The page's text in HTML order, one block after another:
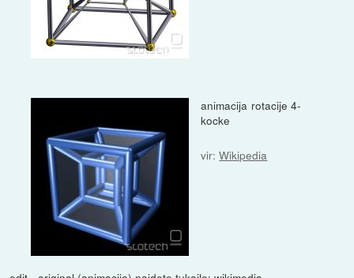
animacija rotacije 4-
kocke
vir:Wikipedia